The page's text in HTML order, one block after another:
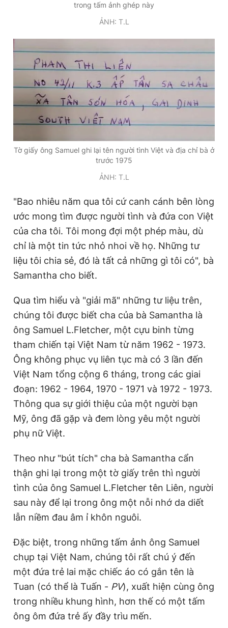
trong tấm ảnh ghép này
ẢNH: T.L
Tờ giấy ông Samuel ghi lại tên người tình Việt và địa chỉ bà ở
trước 1975
ẢNH: T.L
"Bao nhiêu năm qua tôi cứ canh cánh bên lòng
ước mong tìm được người tình và đứa con Việt
của cha tôi. Tôi mong đợi một phép màu, dù
chỉ là một tin tức nhỏ nhoi về họ. Những tư
liệu tôi chia sẻ, đó là tất cả những gì tôi có", bà
Samantha cho biết.
Qua tìm hiểu và "giải mã" những tư liệu trên,
chúng tôi được biết cha của bà Samantha là
ông Samuel L.Fletcher, một cựu binh từng
tham chiến tại Việt Nam từ năm 1962 - 1973.
Ông không phục vụ liên tục mà có 3 lần đến
Việt Nam tổng cộng 6 tháng, trong các giai
đoạn: 1962 - 1964, 1970 - 1971 và 1972 - 1973.
Thông qua sự giới thiệu của một người bạn
Mỹ, ông đã gặp và đem lòng yêu một người
phụ nữ Việt.
Theo như "bút tích" cha bà Samantha cẩn
thận ghi lại trong một tờ giấy trên thì người
tình của ông Samuel L.Fletcher tên Liên, người
sau này để lại trong ông một nỗi nhớ da diết
lẫn niềm đau âm ỉ khôn nguôi.
Đặc biệt, trong những tấm ảnh ông Samuel
chụp tại Việt Nam, chúng tôi rất chú ý đến
một đứa trẻ lai mặc chiếc áo có gắn tên là
Tuan (có thể là Tuấn - PV), xuất hiện cùng ông
trong nhiều khung hình, hơn thế có một tấm
ông ôm đứa trẻ ấy đầy trìu mến.